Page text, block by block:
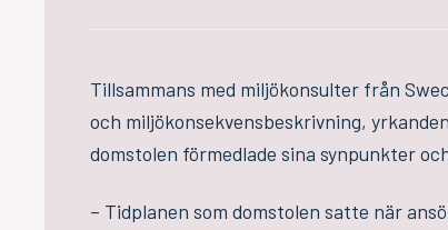
Tillsammans med miljökonsulter från
och miljökonsekvensbeskrivning,
domstolen förmedlade sina synpunkter
– Tidplanen som domstolen satte när